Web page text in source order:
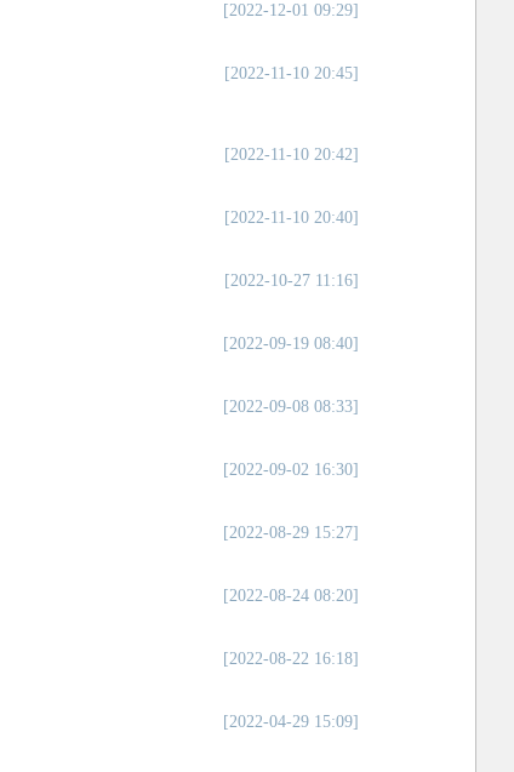
[2022-12-01 09:29]
[2022-11-10 20:45]
[2022-11-10 20:42]
[2022-11-10 20:40]
[2022-10-27 11:16]
[2022-09-19 08:40]
[2022-09-08 08:33]
[2022-09-02 16:30]
[2022-08-29 15:27]
[2022-08-24 08:20]
[2022-08-22 16:18]
[2022-04-29 15:09]